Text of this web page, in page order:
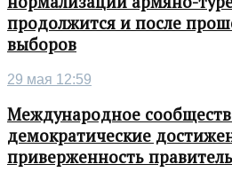
продолжится и после
выборов
29 мая 12:59
Международное
демократические
приверженность